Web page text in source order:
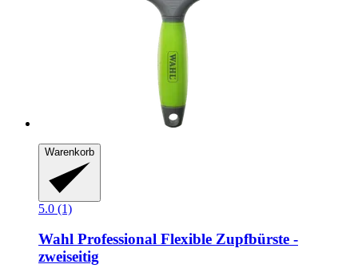
Warenkorb
5.0 (1)
Wahl Professional Flexible Zupfbürste -​
zweiseitig